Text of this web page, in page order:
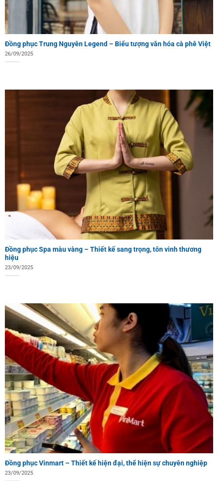
Đồng phục Trung Nguyên Legend – Biểu tượng văn hóa cà phê Việt
26/09/2025
Đồng phục Spa màu vàng – Thiết kế sang trọng, tôn vinh thương
hiệu
23/09/2025
Đồng phục Vinmart – Thiết kế hiện đại, thể hiện sự chuyên nghiệp
23/09/2025